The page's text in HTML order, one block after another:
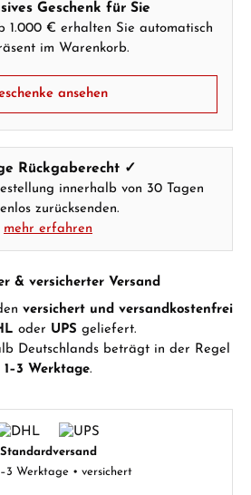
& Produktsicherheit
Geschenk für Sie
1.000 € erhalten Sie automatisch
im Warenkorb.
ansehen
Rückgaberecht ✓
innerhalb von 30 Tagen
zurücksenden.
mehr erfahren
& versicherter Versand
versichert und versandkostenfrei
oder UPS geliefert.
Deutschlands beträgt in der Regel
1–3 Werktage.
Standardversand
Werktage • versichert